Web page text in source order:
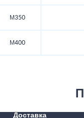
М350
М400
Доставка